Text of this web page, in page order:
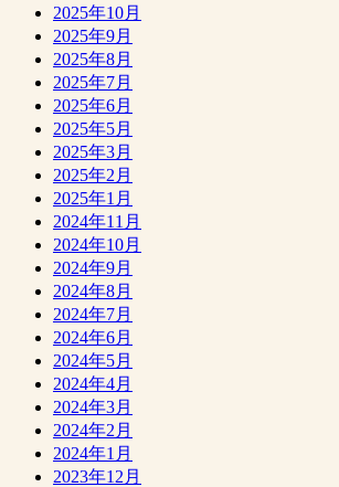
2025年10月
2025年9月
2025年8月
2025年7月
2025年6月
2025年5月
2025年3月
2025年2月
2025年1月
2024年11月
2024年10月
2024年9月
2024年8月
2024年7月
2024年6月
2024年5月
2024年4月
2024年3月
2024年2月
2024年1月
2023年12月